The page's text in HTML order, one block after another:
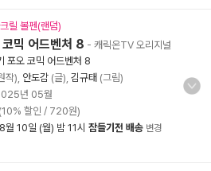
릴 볼펜(랜덤)
믹 어드벤처 8 - 캐릭온TV 오리지널
포오 코믹 어드벤처 8
작), 안도감 (글), 김규태 (그림)
년 05월
할인 / 720원)
8월 10일 (월) 밤 11시 잠들기전 배송 변경